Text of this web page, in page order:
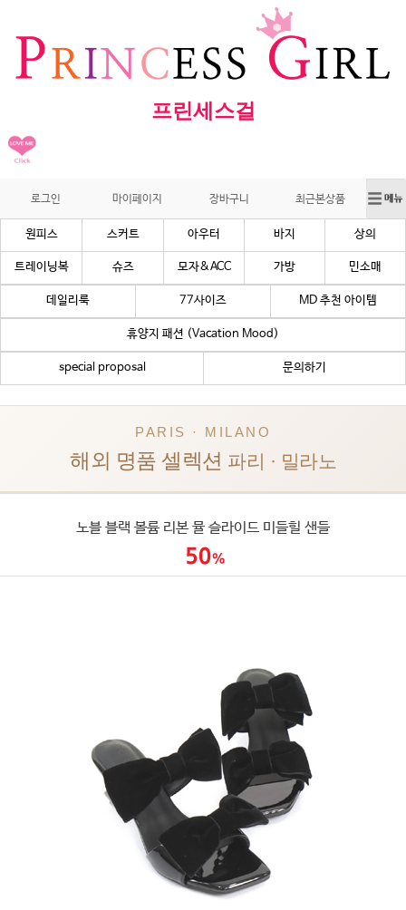
프린세스걸
로그인 마이페이지 장바구니 최근본상품
원피스 스커트 아우터 바지 상의
트레이닝복 슈즈 모자&ACC 가방 민소매
데일리룩 77사이즈 MD 추천 아이템
휴양지 패션 (Vacation Mood)
special proposal 문의하기
PARIS · MILANO
해외 명품 셀렉션 파리 · 밀라노
노블 블랙 볼륨 리본 뮬 슬라이드 미들힐 샌들